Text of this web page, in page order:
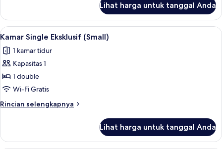
Single
Bed)
Kamar
Single
Standar
Single
Bed)
Lihat harga untuk tanggal Anda
Lihat
semua
foto
untuk
Kamar
Single
Eksklusif
(Small)
Kamar Single Eksklusif (Small) |
4
Kamar Single Eksklusif (Small)
1 kamar tidur
Kapasitas 1
1 double
Wi-Fi Gratis
Rincian selengkapnya
Rincian
Kamar
Lihat harga untuk tanggal Anda